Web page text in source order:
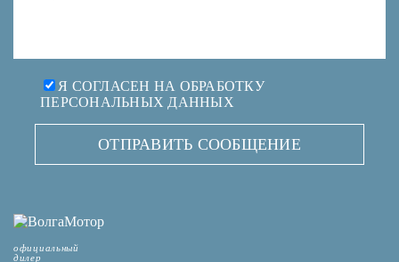
Я СОГЛАСЕН НА ОБРАБОТКУ
ПЕРСОНАЛЬНЫХ ДАННЫХ
ОТПРАВИТЬ СООБЩЕНИЕ
официальный
дилер